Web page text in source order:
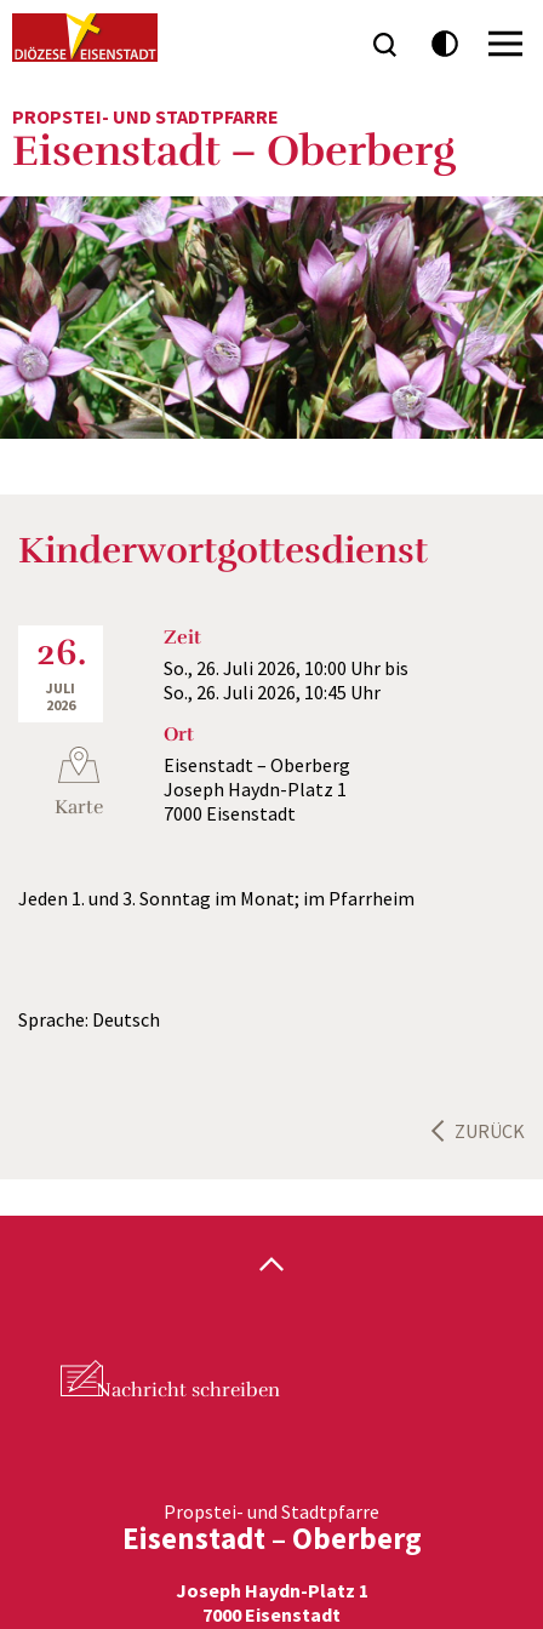
PROPSTEI- UND STADTPFARRE
Eisenstadt – Oberberg
Kinderwortgottesdienst
26.
JULI
2026
Karte
Zeit
So., 26. Juli 2026, 10:00 Uhr bis
So., 26. Juli 2026, 10:45 Uhr
Ort
Eisenstadt – Oberberg
Joseph Haydn-Platz 1
7000 Eisenstadt
Jeden 1. und 3. Sonntag im Monat; im Pfarrheim
Sprache: Deutsch
ZURÜCK
Nachricht schreiben
Propstei- und Stadtpfarre
Eisenstadt – Oberberg
Joseph Haydn-Platz 1
7000 Eisenstadt